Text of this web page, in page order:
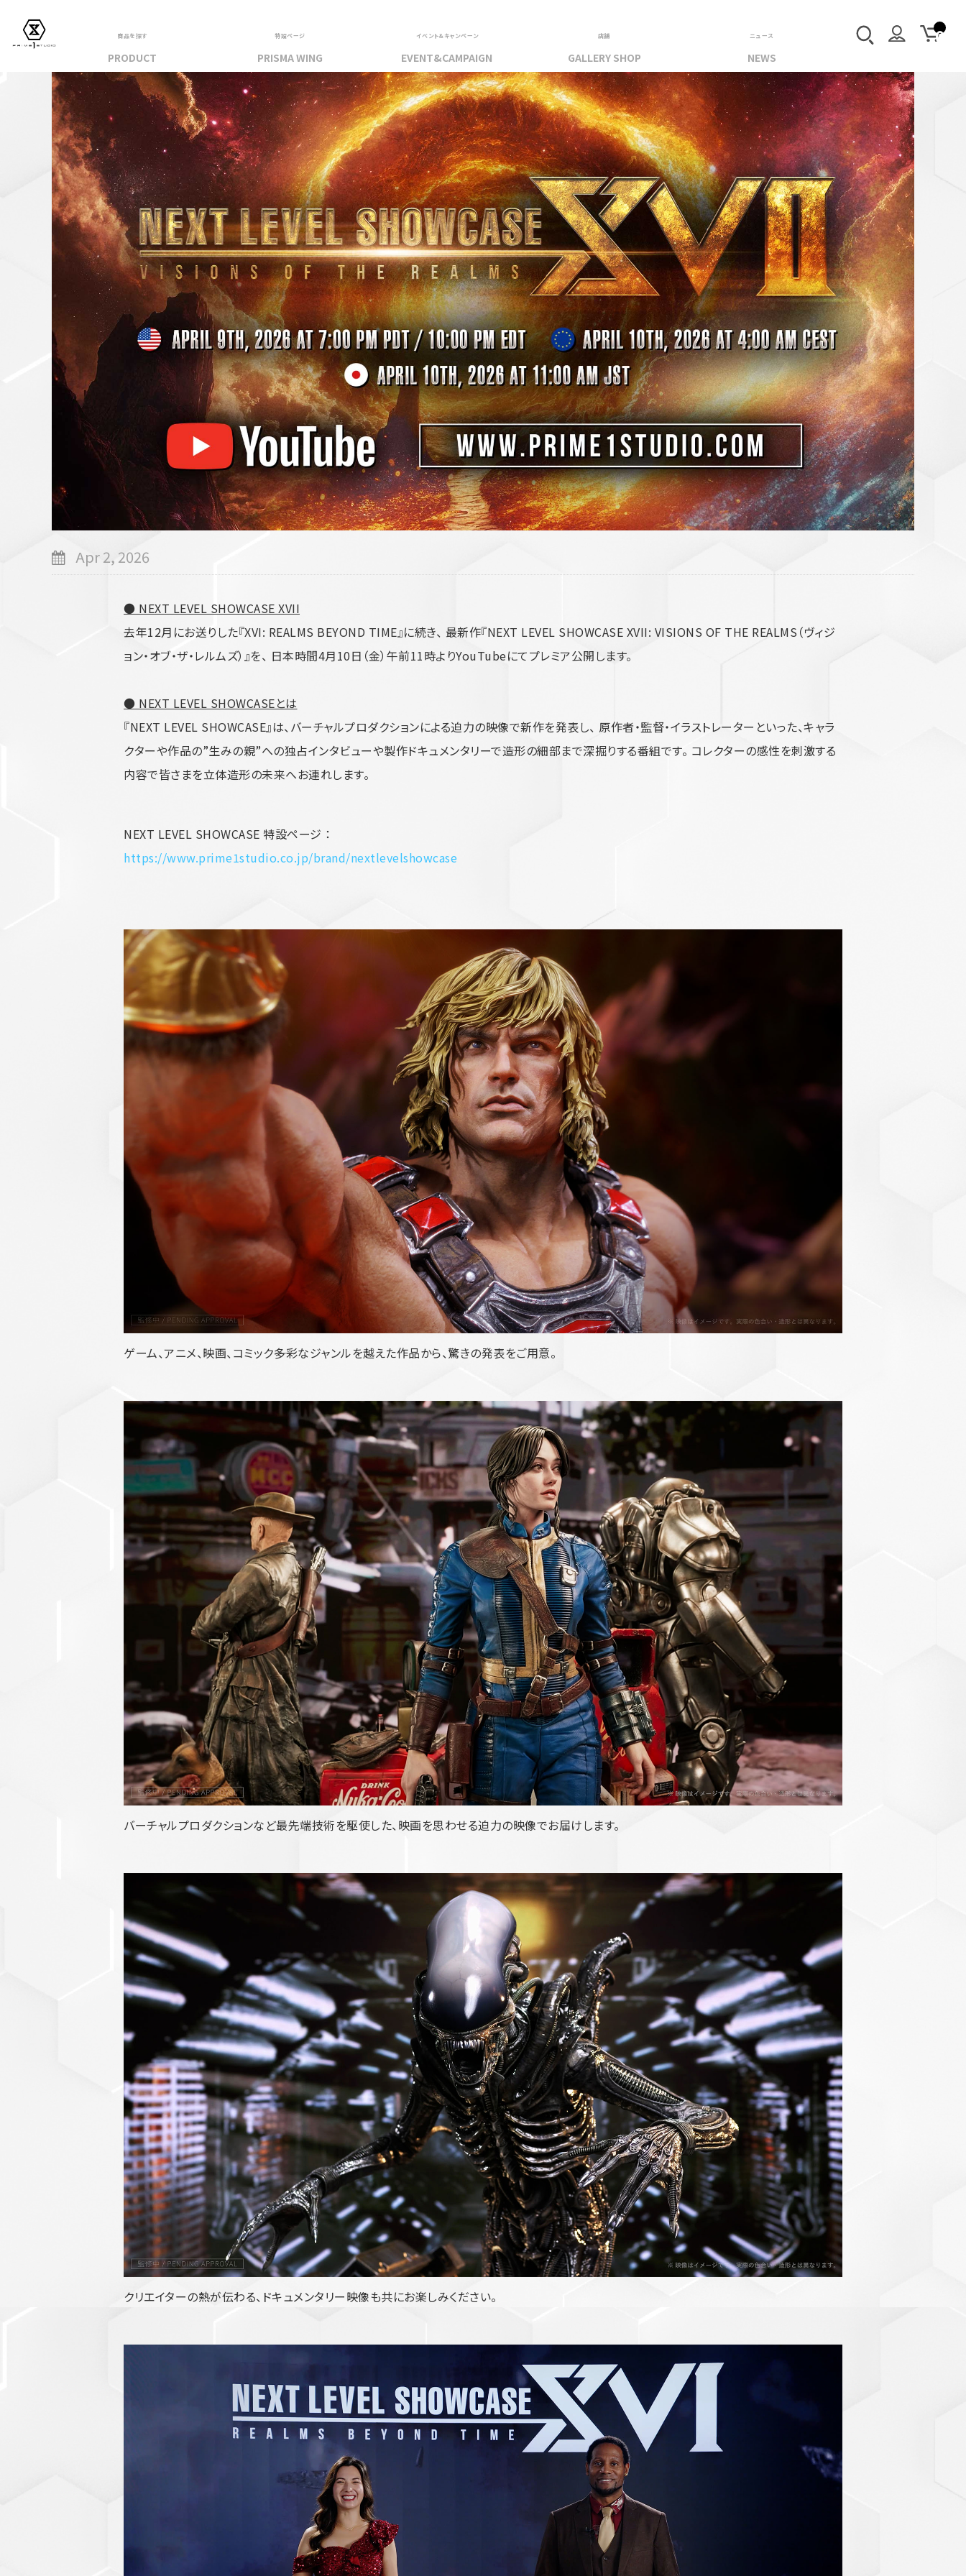
商品を探す
PRODUCT
フィギュア
PRIME 1 STATUE
PRISMA WING
CUTIE1
PRIME COLLECTIBLE FIGURE
VIEW ALL...
アパレル
スカート
アウター
セットアップ
VIEW ALL...
アクリルキーホルダー
クリアファイル
ステッカー
フィギュアベース
VIEW ALL...
スタチューはこち
特設ページ
PRISMA WING
イベント＆キャンペーン
EVENT&CAMPAIGN
店舗
GALLERY SHOP
ニュース
NEWS
Apr 2, 2026
● NEXT LEVEL SHOWCASE XVII
去年12月にお送りした『XVI: REALMS BEYOND TIME』に続き、 最新作『NEXT LEVEL SHOWCASE XVII: VISIONS OF THE REALMS（ヴィジ
ョン・オブ・ザ・レルムズ）』を、 日本時間4月10日（金）午前11時よりYouTubeにてプレミア公開します。
● NEXT LEVEL SHOWCASEとは
『NEXT LEVEL SHOWCASE』は、バーチャルプロダクションによる迫力の映像で新作を発表し、 原作者・監督・イラストレーターといった、キャラ
クターや作品の”生みの親”への独占インタビューや製作ドキュメンタリーで造形の細部まで深掘りする番組です。 コレクターの感性を刺激する
内容で皆さまを立体造形の未来へお連れします。
NEXT LEVEL SHOWCASE 特設ページ ：
https://www.prime1studio.co.jp/brand/nextlevelshowcase
ゲーム、アニメ、映画、コミック――多彩なジャンルを越えた作品から、驚きの発表をご用意。
バーチャルプロダクションなど最先端技術を駆使した、映画を思わせる迫力の映像でお届けします。
クリエイターの熱が伝わる、ドキュメンタリー映像も共にお楽しみください。